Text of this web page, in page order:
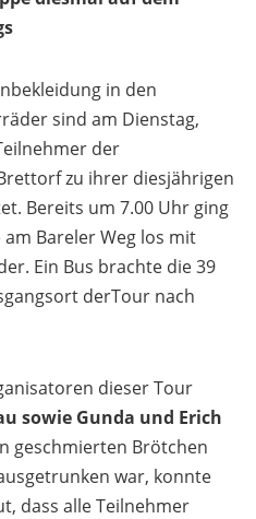
in den
sind am Dienstag,
der
zu ihrer diesjährigen
Bereits um 7.00 Uhr ging
Bareler Weg los mit
Ein Bus brachte die 39
derTour nach
dieser Tour
sowie Gunda und Erich
geschmierten Brötchen
war, konnte
dass alle Teilnehmer